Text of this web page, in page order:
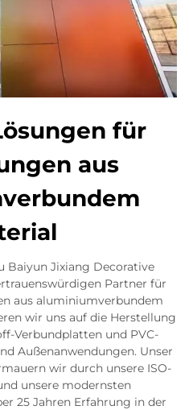
für
aus
Baiyun Jixiang Decorative
Partner für
aus aluminiumverbundem
wir uns auf die Herstellung
Verbundplatten und PVC-
Außenanwendungen. Unser
wir durch unsere ISO-
unsere modernsten
25 Jahren Erfahrung in der